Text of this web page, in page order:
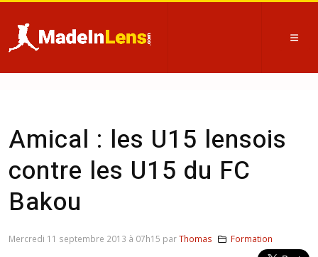
Amical : les U15 lensois
contre les U15 du FC
Bakou
Mercredi 11 septembre 2013 à 07h15 parThomas Formation